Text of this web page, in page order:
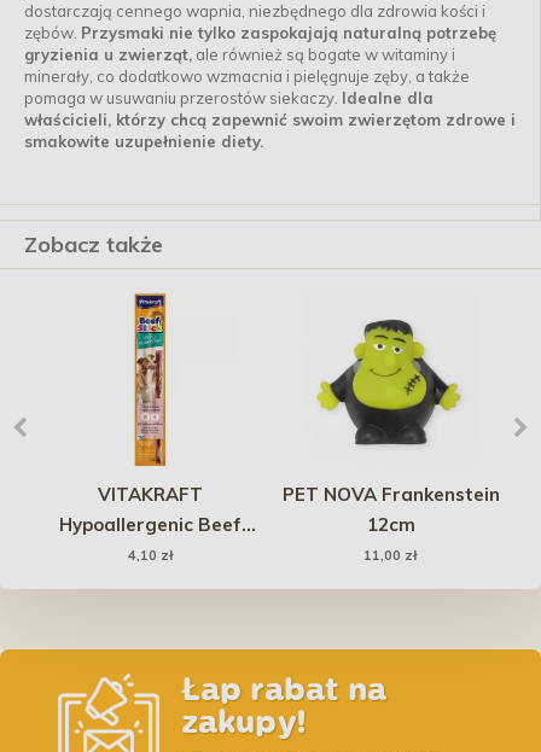
dostarczają cennego wapnia, niezbędnego dla zdrowia kości i
zębów. Przysmaki nie tylko zaspokajają naturalną potrzebę
gryzienia u zwierząt, ale również są bogate w witaminy i
minerały, co dodatkowo wzmacnia i pielęgnuje zęby, a także
pomaga w usuwaniu przerostów siekaczy. Idealne dla
właścicieli, którzy chcą zapewnić swoim zwierzętom zdrowe i
smakowite uzupełnienie diety.
Zobacz także
VITAKRAFT
Hypoallergenic Beef
Stick Turkey Ostrich
Indyk i Struś 1 szt.
4,10 zł
PET NOVA Frankenstein
12cm
11,00 zł
Łap rabat na
zakupy!